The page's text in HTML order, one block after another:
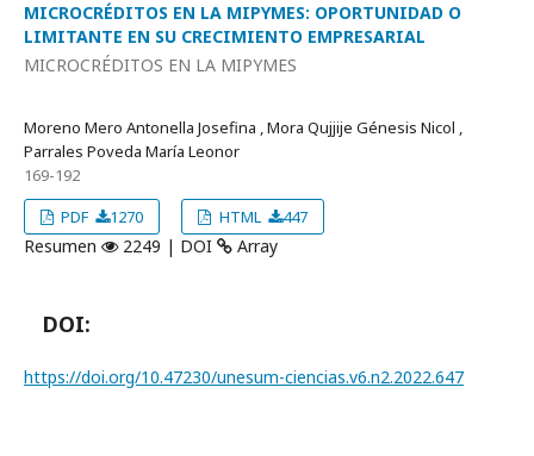
MICROCRÉDITOS EN LA MIPYMES: OPORTUNIDAD O
LIMITANTE EN SU CRECIMIENTO EMPRESARIAL
MICROCRÉDITOS EN LA MIPYMES
Moreno Mero Antonella Josefina , Mora Qujjije Génesis Nicol ,
Parrales Poveda María Leonor
169-192
PDF
1270 HTML 447
Resumen 2249 | DOI Array
DOI:
https://doi.org/10.47230/unesum-ciencias.v6.n2.2022.647